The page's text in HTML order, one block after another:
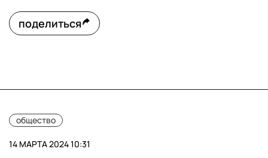
поделиться
общество
14 МАРТА 2024 10:31